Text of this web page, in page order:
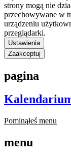
strony mogą nie
przechowywane w
urządzeniu
przeglądarki.
Ustawienia
Zaakceptuj
pagina
Pominąłeś menu
menu